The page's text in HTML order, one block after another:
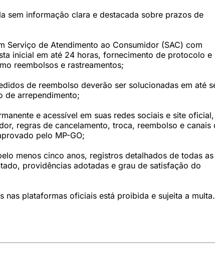
sem informação clara e destacada sobre prazos de
Serviço de Atendimento ao Consumidor (SAC) com
inicial em até 24 horas, fornecimento de protocolo e
reembolsos e rastreamentos;
de reembolso deverão ser solucionadas em até
de arrependimento;
e acessível em suas redes sociais e site oficial,
regras de cancelamento, troca, reembolso e canais
pelo MP-GO;
menos cinco anos, registros detalhados de todas as
providências adotadas e grau de satisfação do
nas plataformas oficiais está proibida e sujeita a multa.